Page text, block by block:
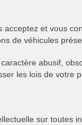
et vous
de véhicules
abusif,
les lois de votre
sur toutes